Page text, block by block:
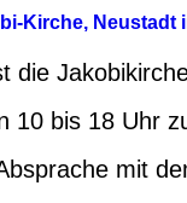
die
10 bis 18 Uhr
mit